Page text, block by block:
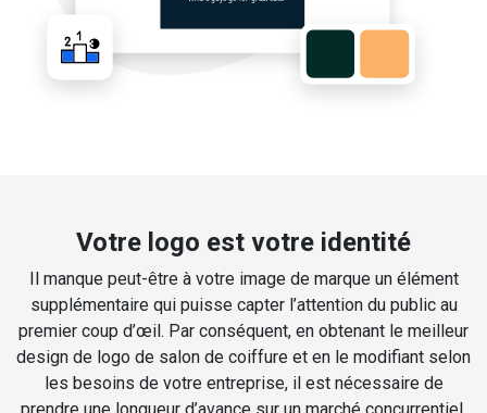
Votre logo est votre identité
Il manque peut-être à votre image de marque un élément
supplémentaire qui puisse capter l’attention du public au
premier coup d’œil. Par conséquent, en obtenant le meilleur
design de logo de salon de coiffure et en le modifiant selon
les besoins de votre entreprise, il est nécessaire de